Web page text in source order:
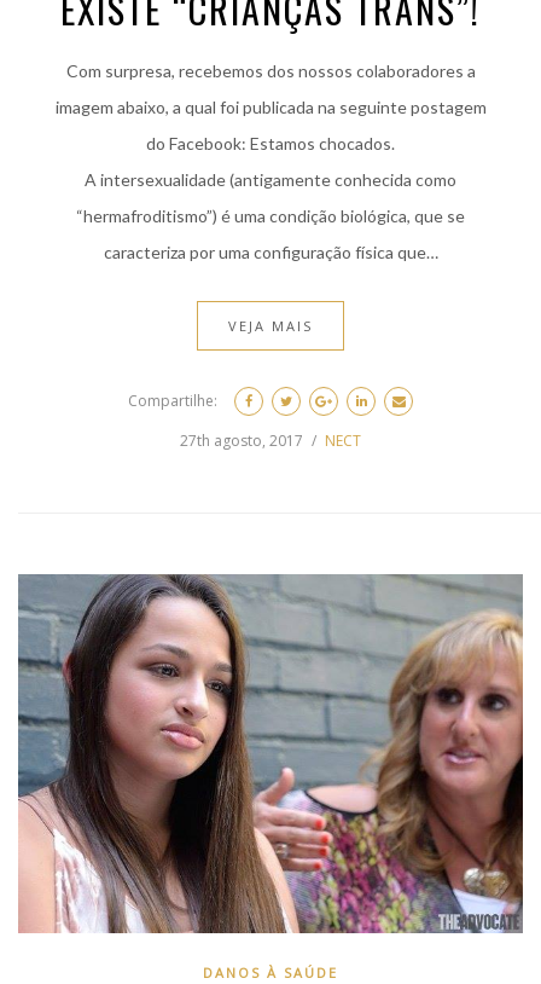
Com surpresa, recebemos dos nossos colaboradores a
imagem abaixo, a qual foi publicada na seguinte postagem
do Facebook: Estamos chocados.
A intersexualidade (antigamente conhecida como
“hermafroditismo”) é uma condição biológica, que se
caracteriza por uma configuração física que…
VEJA MAIS
Compartilhe:
27th agosto, 2017
NECT
DANOS À SAÚDE